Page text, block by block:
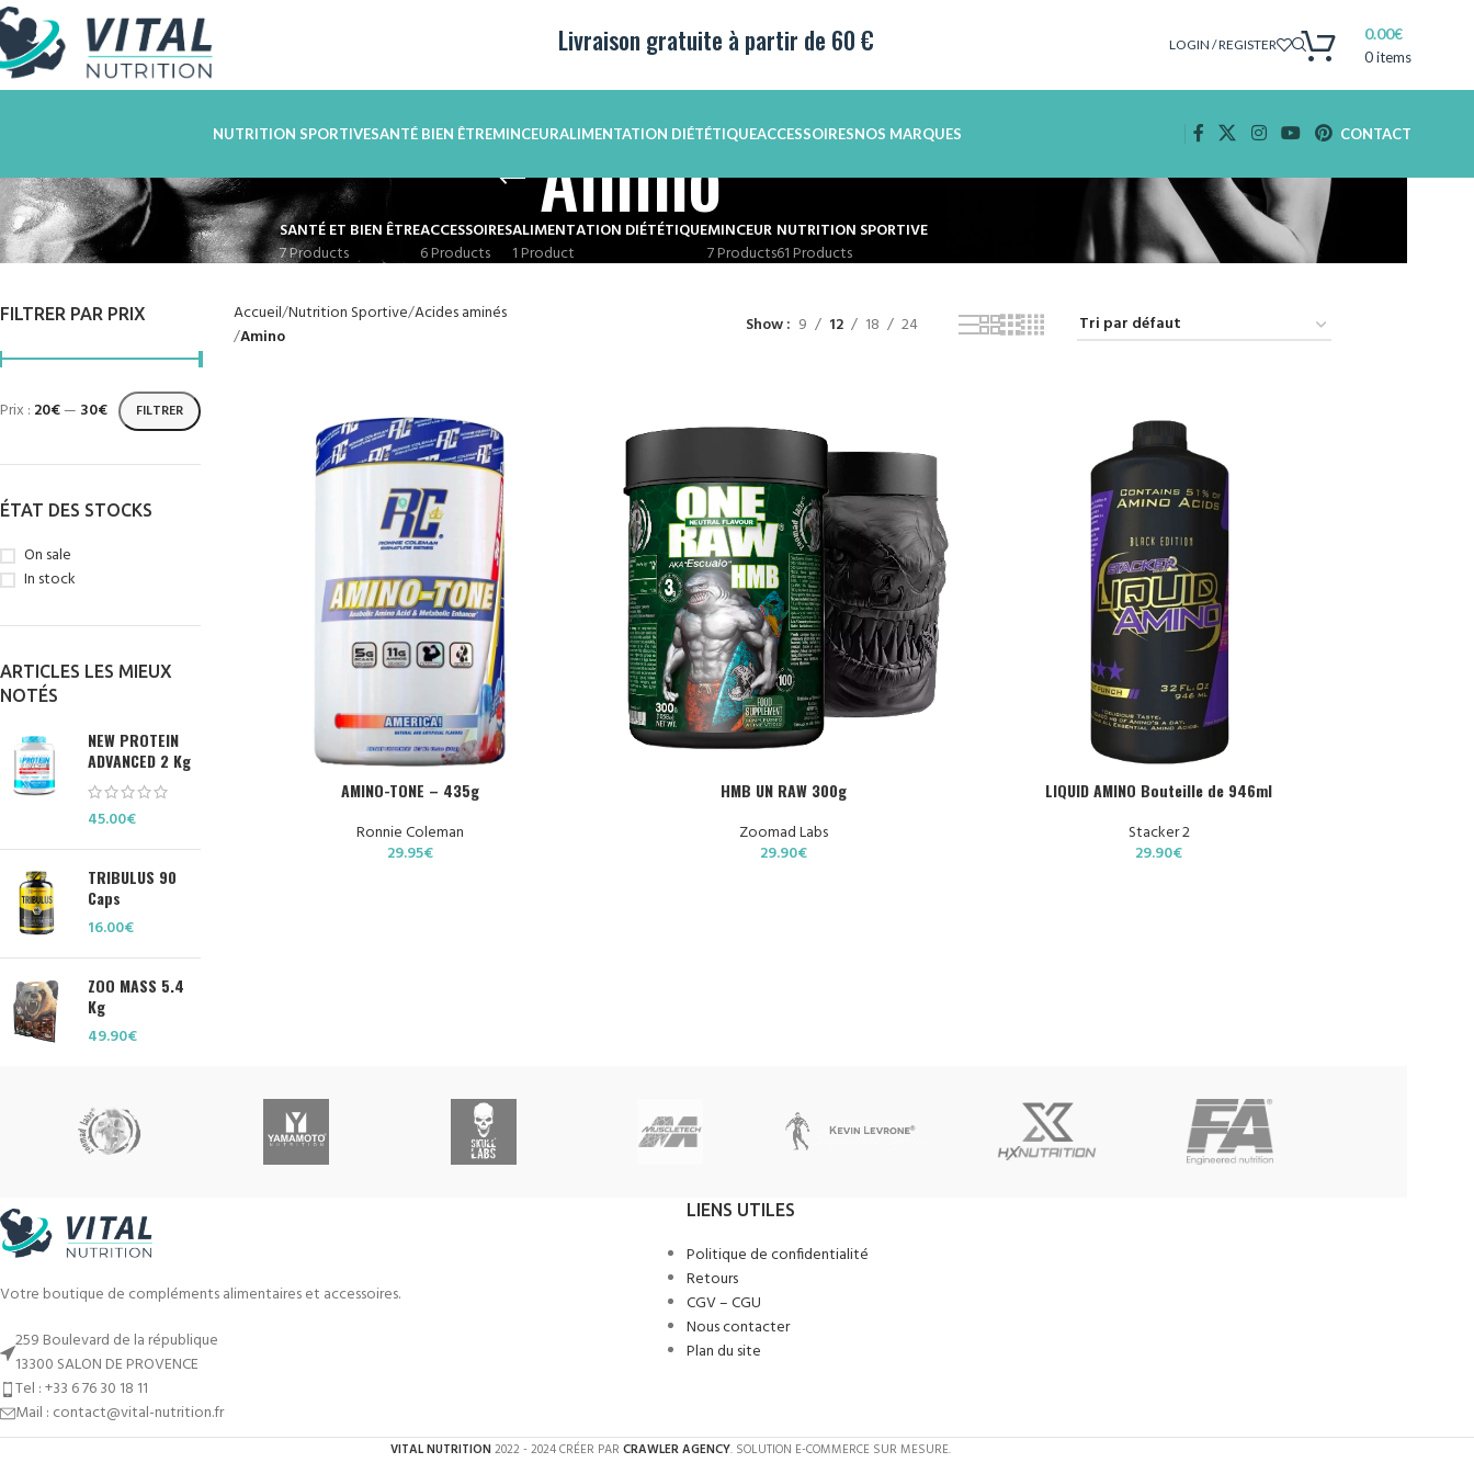
Livraison gratuite à partir de 60 € LOGIN / REGISTER
0items
0.00€
NUTRITION SPORTIVESANTÉ BIEN ÊTREMINCEURALIMENTATION DIÉTÉTIQUEACCESSOIRESNOS MARQUES CONTACT
Amino
SANTÉ ET BIEN ÊTRE
7 Products
ACCESSOIRES
6 Products
ALIMENTATION DIÉTÉTIQUE
1 Product
MINCEUR
7 Products
NUTRITION SPORTIVE
61 Products
FILTRER PAR PRIX
FILTRER
Prix : 20€— 30€
ÉTAT DES STOCKS
On sale
In stock
ARTICLES LES MIEUX
NOTÉS
NEW PROTEIN
ADVANCED 2 Kg
45.00€
TRIBULUS 90
Caps
16.00€
ZOO MASS 5.4
Kg
49.90€
Accueil Nutrition Sportive Acides aminés
Amino
Show 9 12 18 24
CHOIX DES OPTIONSAMINO-TONE – 435g
Ronnie Coleman
29.95€
CHOIX DES OPTIONSHMB UN RAW 300g
Zoomad Labs
29.90€
CHOIX DES OPTIONSLIQUID AMINO Bouteille de 946ml
Stacker 2
29.90€
Votre boutique de compléments alimentaires et accessoires.
259 Boulevard de la république
13300 SALON DE PROVENCE
Tel : +33 6 76 30 18 11
Mail : contact@vital-nutrition.fr
LIENS UTILES
Politique de confidentialité
Retours
CGV – CGU
Nous contacter
Plan du site
VITAL NUTRITION 2022 - 2024 CRÉER PAR CRAWLER AGENCY. SOLUTION E-COMMERCE SUR MESURE.